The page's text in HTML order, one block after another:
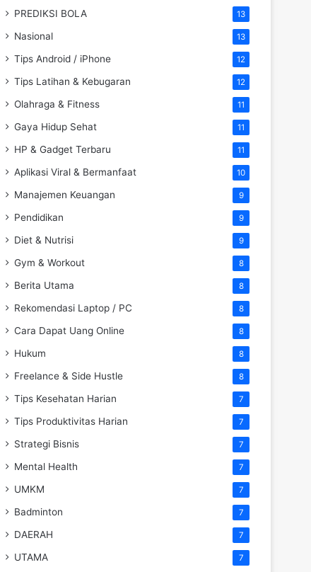
PREDIKSI BOLA 13
Nasional 13
Tips Android / iPhone 12
Tips Latihan & Kebugaran 12
Olahraga & Fitness 11
Gaya Hidup Sehat 11
HP & Gadget Terbaru 11
Aplikasi Viral & Bermanfaat 10
Manajemen Keuangan 9
Pendidikan 9
Diet & Nutrisi 9
Gym & Workout 8
Berita Utama 8
Rekomendasi Laptop / PC 8
Cara Dapat Uang Online 8
Hukum 8
Freelance & Side Hustle 8
Tips Kesehatan Harian 7
Tips Produktivitas Harian 7
Strategi Bisnis 7
Mental Health 7
UMKM 7
Badminton 7
DAERAH 7
UTAMA 7